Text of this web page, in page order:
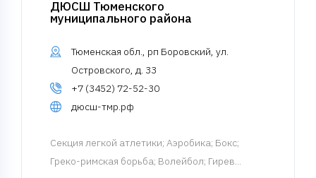
ДЮСШ Тюменского
муниципального района
Тюменская обл., рп Боровский, ул.
Островского, д. 33
+7 (3452) 72-52-30
дюсш-тмр.рф
Cекция легкой атлетики; Аэробика; Бокс;
Греко-римская борьба; Волейбол; Гирев...